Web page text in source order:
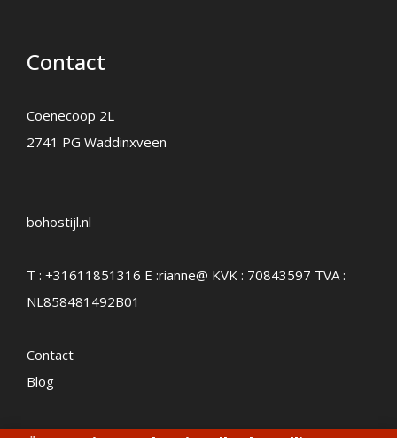
Contact
Coenecoop 2L
2741 PG Waddinxveen
bohostijl.nl
T : +31611851316 E :rianne@ KVK : 70843597 TVA :
NL858481492B01
Contact
Blog